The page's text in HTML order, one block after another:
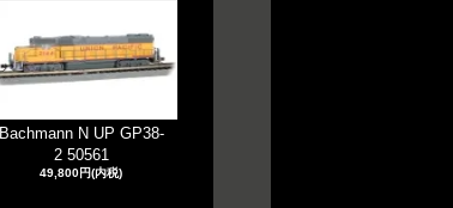
Bachmann N UP GP38-
2 50561
49,800円(内税)